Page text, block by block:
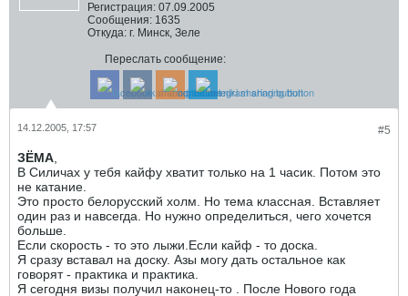
Регистрация: 07.09.2005
Сообщения: 1635
Откуда: г. Минск, Зеле
Переслать сообщение:
#5
14.12.2005, 17:57
ЗЁМА
В Силичах у тебя кайфу хватит только на 1 часик. Потом это
не катание.
Это просто белорусский холм. Но тема классная. Вставляет
один раз и навсегда. Но нужно определиться, чего хочется
больше.
Если скорость - то это лыжи.Если кайф - то доска.
Я сразу вставал на доску. Азы могу дать остальное как
говорят - практика и практика.
Я сегодня визы получил наконец-то . После Нового года